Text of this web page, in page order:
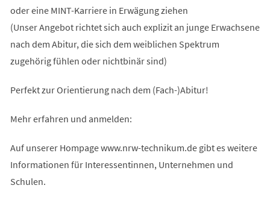
oder eine MINT-Karriere in Erwägung ziehen
(Unser Angebot richtet sich auch explizit an junge Erwachsene
nach dem Abitur, die sich dem weiblichen Spektrum
zugehörig fühlen oder nichtbinär sind)
Perfekt zur Orientierung nach dem (Fach-)Abitur!
Mehr erfahren und anmelden:
Auf unserer Hompage www.nrw-technikum.de gibt es weitere
Informationen für Interessentinnen, Unternehmen und
Schulen.